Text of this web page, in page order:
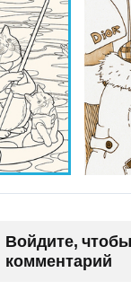
Войдите,
комментарий